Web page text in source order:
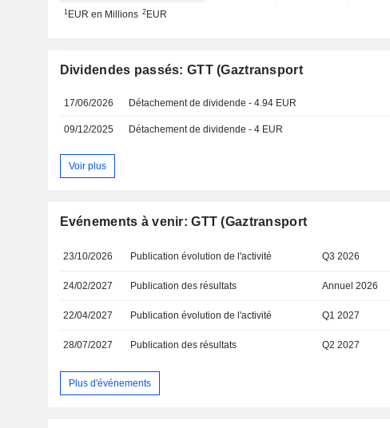
1EUR en Millions 2EUR
Dividendes passés: GTT (Gaztransport
17/06/2026 Détachement de dividende - 4.94 EUR
09/12/2025 Détachement de dividende - 4 EUR
Voir plus
Evénements à venir: GTT (Gaztransport
23/10/2026 Publication évolution de l'activité Q3 2026
24/02/2027 Publication des résultats Annuel 2026
22/04/2027 Publication évolution de l'activité Q1 2027
28/07/2027 Publication des résultats Q2 2027
Plus d'événements